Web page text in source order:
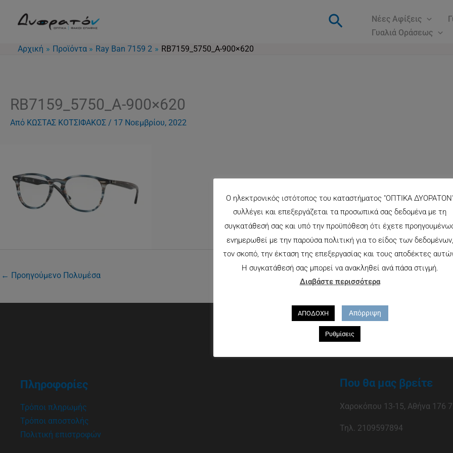
Αναζήτηση
Νέες Αφίξεις
Γυαλιά Οράσεως
Αρχική
Προϊόντα Ray Ban 7159 2 RB7159_5750_A-900×620
RB7159_5750_A-900×620
Από ΚΩΣΤΑΣ ΚΟΤΣΙΦΑΚΟΣ / 17 Νοεμβρίου, 2022
← Προηγούμενο Πολυμέσα
Πληροφορίες
Τρόποι πληρωμής
Τρόποι αποστολής
Πολιτική επιστροφών
Που θα μας βρείτε
Χαροκόπου 13-15, Αθήνα 176
Τηλ. 2109597894
Ο ηλεκτρονικός ιστότοπος του καταστήματος "ΟΠΤΙΚΑ
συλλέγει και επεξεργάζεται τα προσωπικά σας δεδομένα με τη
συγκατάθεσή σας και υπό την προϋπόθεση ότι έχετε
ενημερωθεί με την παρούσα πολιτική για το είδος των δεδομένων,
τον σκοπό, την έκταση της επεξεργασίας και τους αποδέκτες
Η συγκατάθεσή σας μπορεί να ανακληθεί ανά πάσα στιγμή.
Διαβάστε περισσότερα
ΑΠΟΔΟΧΗ Απόρριψη
Ρυθμίσεις